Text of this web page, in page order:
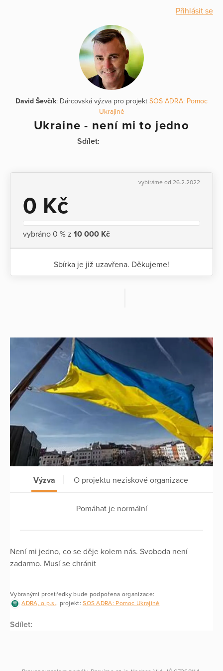
Přihlásit se
David Ševčík: Dárcovská výzva pro projekt SOS ADRA: Pomoc
Ukrajině
Ukraine - není mi to jedno
Sdílet:
vybíráme od 26.2.2022
0 Kč
vybráno 0 % z 10 000 Kč
Sbírka je již uzavřena. Děkujeme!
Výzva O projektu neziskové organizace
Pomáhat je normální
Není mi jedno, co se děje kolem nás. Svoboda není
zadarmo. Musí se chránit
Vybranými prostředky bude podpořena organizace:
ADRA, o.p.s., projekt:SOS ADRA: Pomoc Ukrajině
Sdílet: